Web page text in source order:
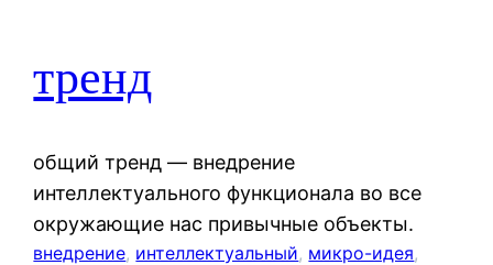
тренд
общий тренд — внедрение
интеллектуального функционала во все
окружающие нас привычные объекты.
внедрение, интеллектуальный, микро-идея